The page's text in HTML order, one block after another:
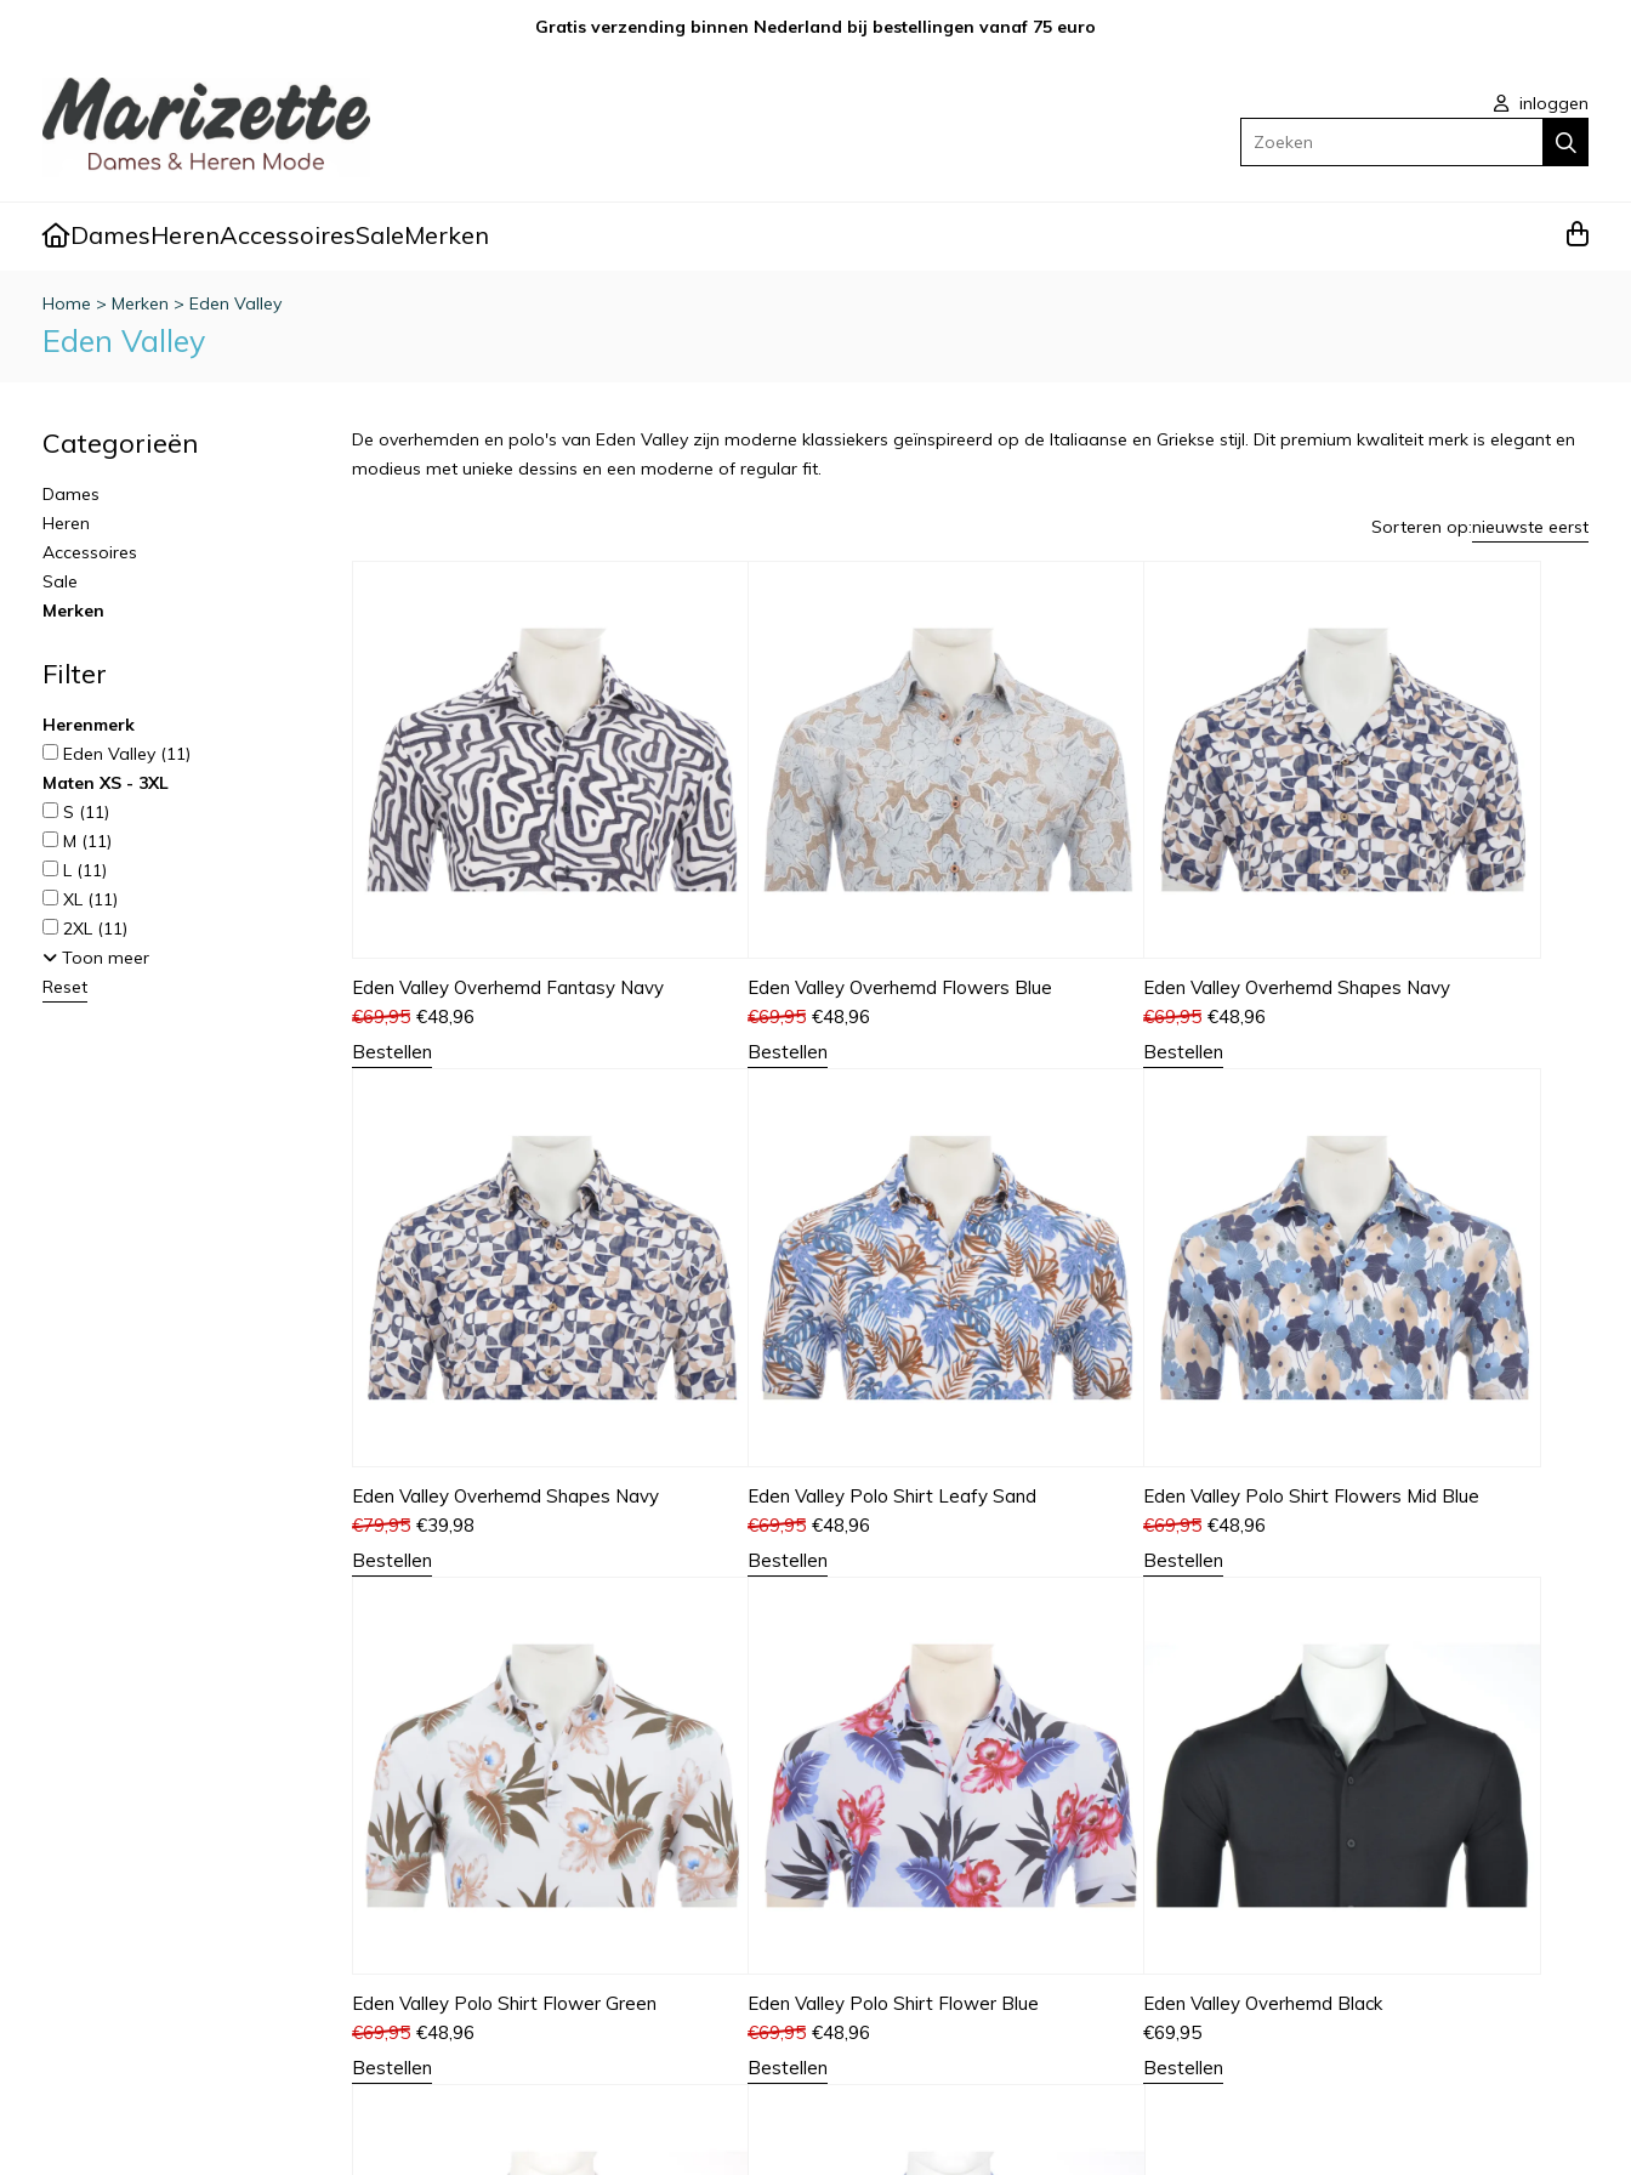
Gratis verzending binnen Nederland bij bestellingen vanaf 75 euro
inloggen
Zoeken
DamesHerenAccessoiresSaleMerken
Home > Merken > Eden Valley
Eden Valley
Categorieën
Dames
Heren
Accessoires
Sale
Merken
Filter
Herenmerk
Eden Valley (11)
Maten XS - 3XL
S (11)
M (11)
L (11)
XL (11)
2XL (11)
Toon meer
Reset
De overhemden en polo's van Eden Valley zijn moderne klassiekers geïnspireerd op de Italiaanse en Griekse stijl. Dit premium kwaliteit merk is elegant en
modieus met unieke dessins en een moderne of regular fit.
Sorteren op:nieuwste eerst
Eden Valley Overhemd Fantasy Navy
€69,95 €48,96
Bestellen
Eden Valley Overhemd Flowers Blue
€69,95 €48,96
Bestellen
Eden Valley Overhemd Shapes Navy
€69,95 €48,96
Bestellen
Eden Valley Overhemd Shapes Navy
€79,95 €39,98
Bestellen
Eden Valley Polo Shirt Leafy Sand
€69,95 €48,96
Bestellen
Eden Valley Polo Shirt Flowers Mid Blue
€69,95 €48,96
Bestellen
Eden Valley Polo Shirt Flower Green
€69,95 €48,96
Bestellen
Eden Valley Polo Shirt Flower Blue
€69,95 €48,96
Bestellen
Eden Valley Overhemd Black
€69,95
Bestellen